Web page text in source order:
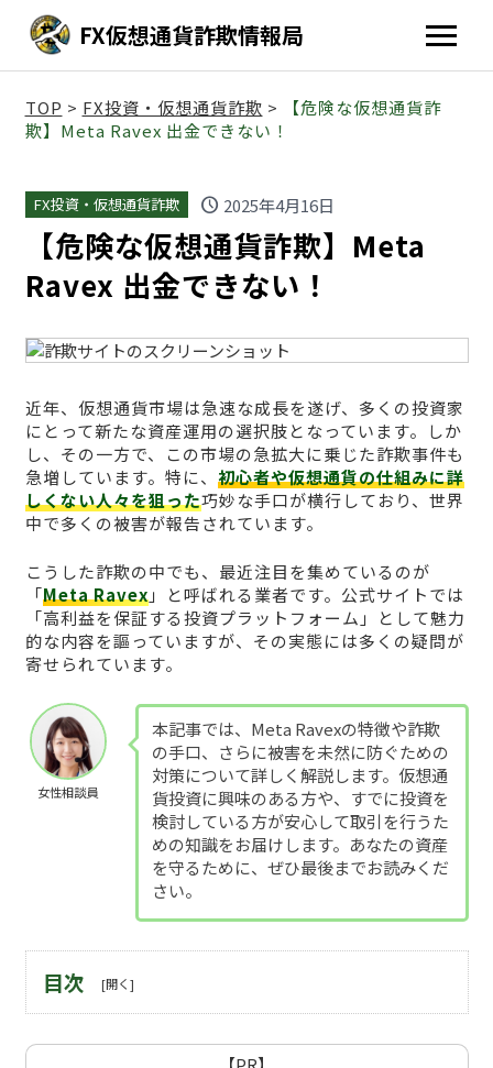
FX仮想通貨詐欺情報局
TOP > FX投資・仮想通貨詐欺 >
【危険な仮想通貨詐
欺】Meta Ravex 出金できない！
FX投資・仮想通貨詐欺 schedule 2025年4月16日
【危険な仮想通貨詐欺】Meta
Ravex 出金できない！
近年、仮想通貨市場は急速な成長を遂げ、多くの投資家
にとって新たな資産運用の選択肢となっています。しか
し、その一方で、この市場の急拡大に乗じた詐欺事件も
急増しています。特に、 初心者や仮想通貨の仕組みに詳
しくない人々を狙った巧妙な手口が横行しており、世界
中で多くの被害が報告されています。
こうした詐欺の中でも、最近注目を集めているのが
「Meta Ravex」と呼ばれる業者です。公式サイトでは
「高利益を保証する投資プラットフォーム」として魅力
的な内容を謳っていますが、その実態には多くの疑問が
寄せられています。
女性相談員
本記事では、Meta Ravexの特徴や詐欺
の手口、さらに被害を未然に防ぐための
対策について詳しく解説します。仮想通
貨投資に興味のある方や、すでに投資を
検討している方が安心して取引を行うた
めの知識をお届けします。あなたの資産
を守るために、ぜひ最後までお読みくだ
さい。
目次